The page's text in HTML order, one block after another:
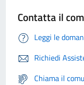
Contatta il
Leggi le
Richiedi
Chiama il